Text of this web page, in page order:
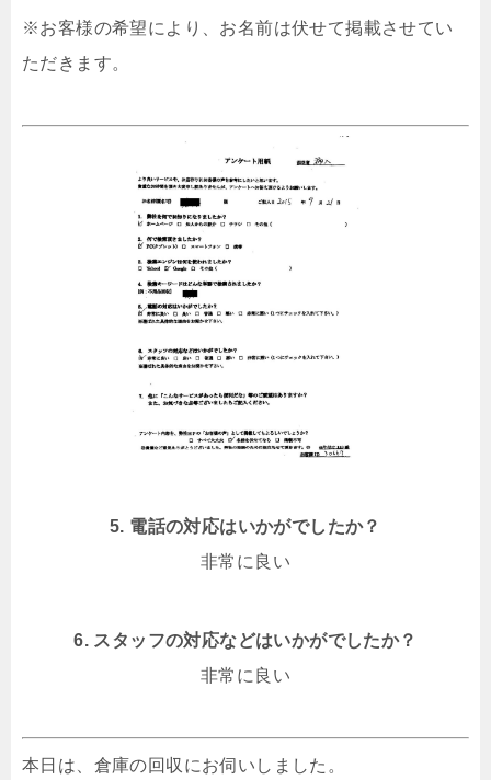
※お客様の希望により、お名前は伏せて掲載させてい
ただきます。
5. 電話の対応はいかがでしたか？
非常に良い
6. スタッフの対応などはいかがでしたか？
非常に良い
本日は、倉庫の回収にお伺いしました。